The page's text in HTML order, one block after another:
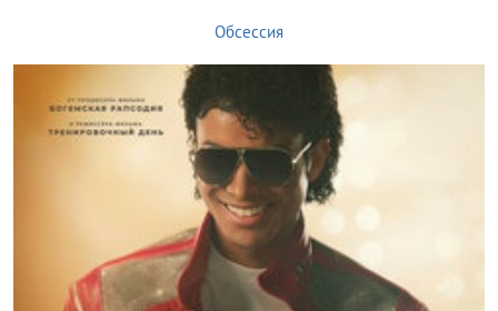
Обсессия